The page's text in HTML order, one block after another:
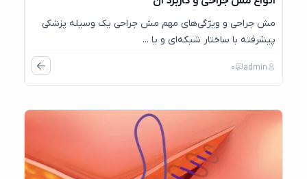
مش جراحی و ویژگی‌های مهم مش جراحی یک وسیله پزشکی
پیشرفته با ساختار شبکه‌ای و یا ...
admin
0